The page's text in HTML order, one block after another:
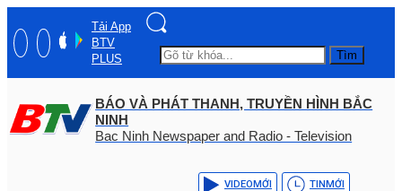
Tải App
BTV
PLUS
Tìm
BÁO VÀ PHÁT THANH, TRUYỀN HÌNH BẮC
NINH
Bac Ninh Newspaper and Radio - Television
VIDEOMỚI TINMỚI